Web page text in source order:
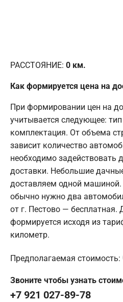
РАССТОЯНИЕ: 0 км.
Как формируется цена на
При формировании цен на
учитывается следующее:
комплектация. От объема
зависит количество
необходимо задействовать
доставки. Небольшие
доставляем одной
обычно нужно два
от г. Пестово — бесплатная.
формируется исходя из
километр.
Предполагаемая стоимость:
Звоните чтобы узнать
+7 921 027-89-78